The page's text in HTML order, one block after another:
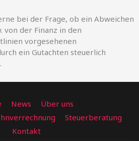
bei der Frage, ob ein Abweichen
von der Finanz in den
vorgesehenen
ein Gutachten steuerlich
News
Über uns
Steuerberatung
Kontakt